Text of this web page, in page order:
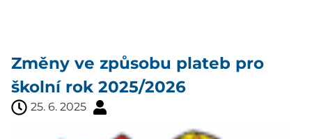
Změny ve způsobu plateb pro
školní rok 2025/2026
25. 6. 2025